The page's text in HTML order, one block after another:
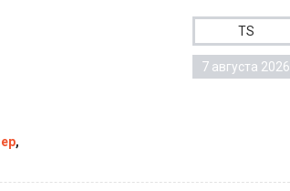
TS
7 августа 2026
,